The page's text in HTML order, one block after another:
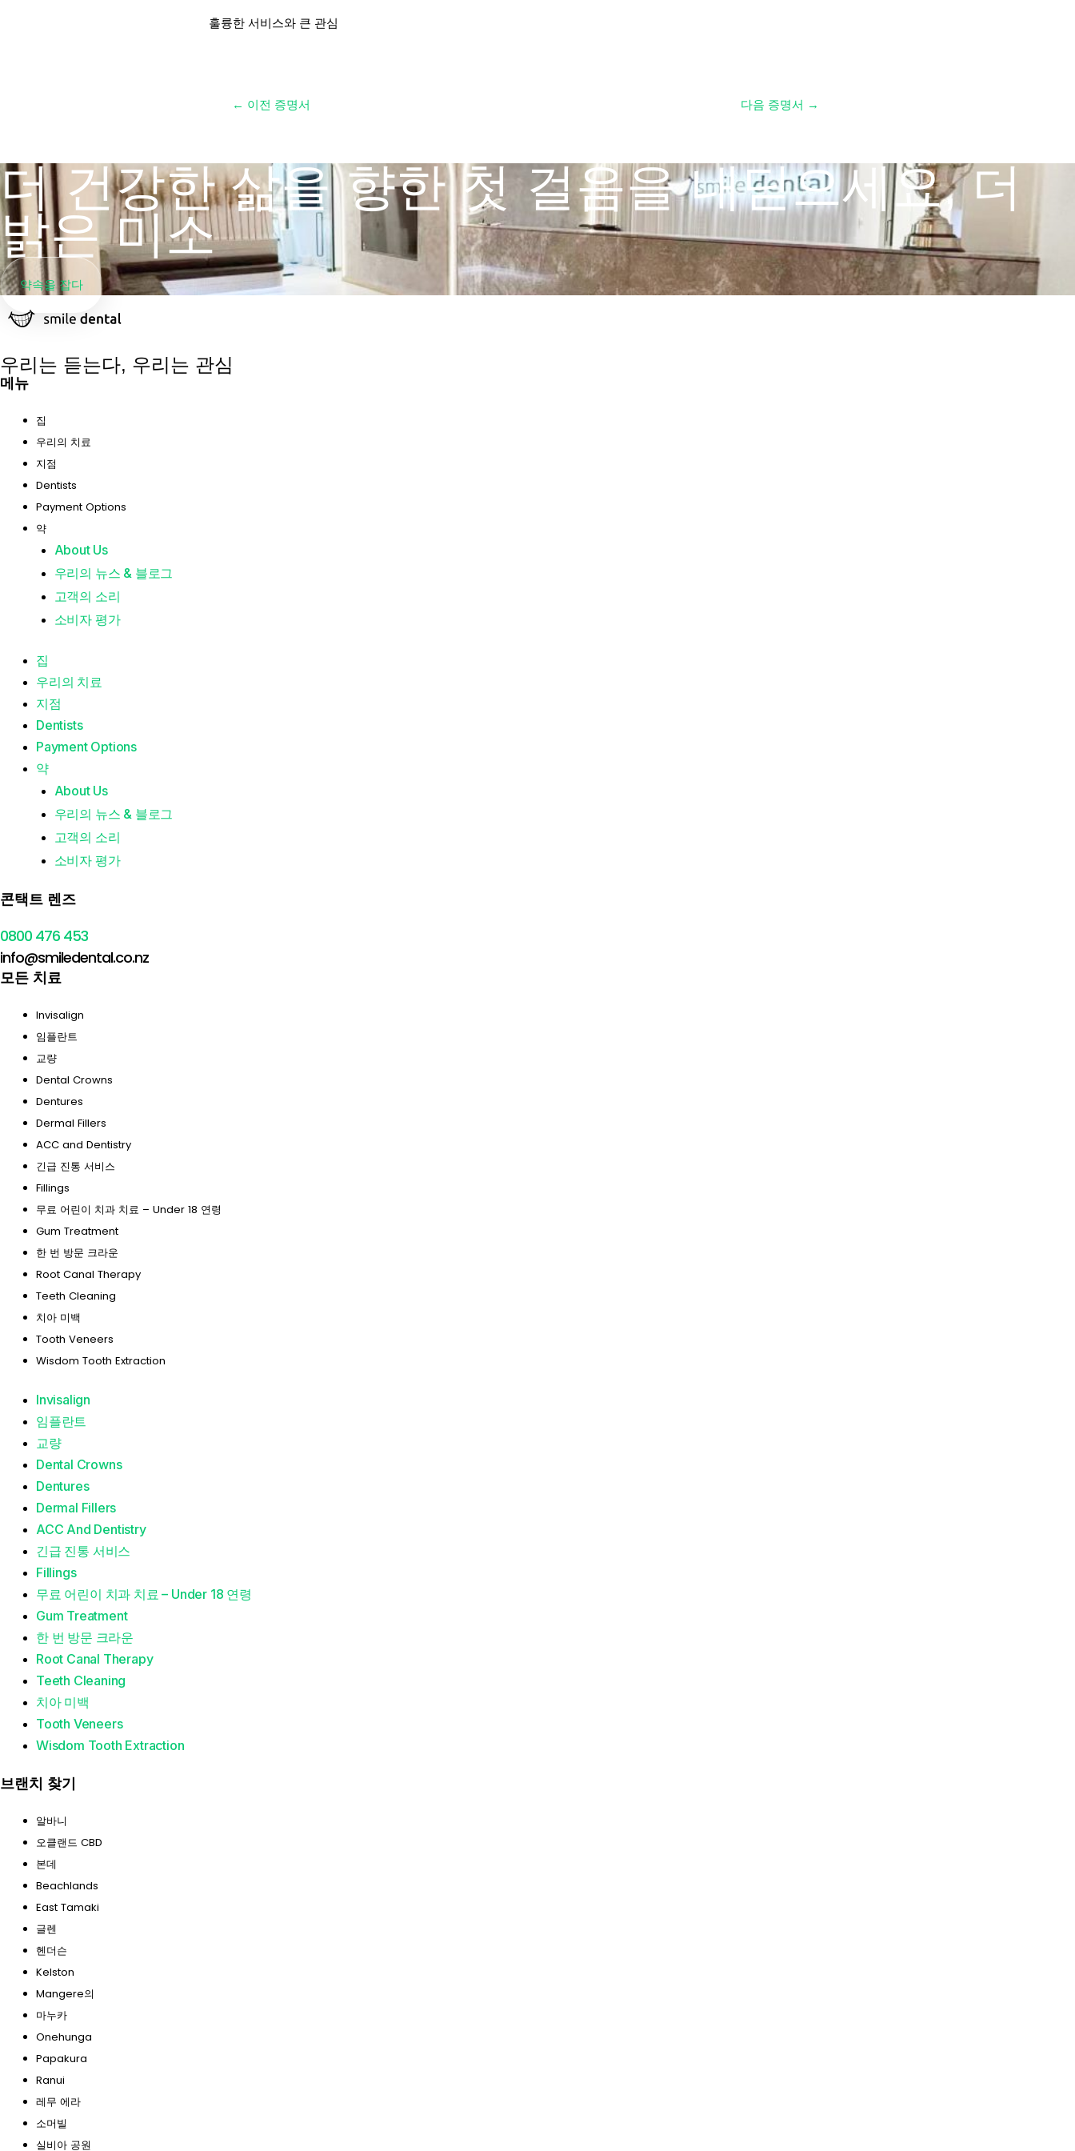
훌륭한 서비스와 큰 관심
← 이전 증명서 다음 증명서 →
더 건강한 삶을 향한 첫 걸음을 내딛으세요, 더
밝은 미소
약속을 잡다
우리는 듣는다, 우리는 관심
메뉴
집
우리의 치료
지점
Dentists
Payment Options
약
About Us
우리의 뉴스 & 블로그
고객의 소리
소비자 평가
집
우리의 치료
지점
Dentists
Payment Options
약
About Us
우리의 뉴스 & 블로그
고객의 소리
소비자 평가
콘택트 렌즈
0800 476 453
info@smiledental.co.nz
모든 치료
Invisalign
임플란트
교량
Dental Crowns
Dentures
Dermal Fillers
ACC and Dentistry
긴급 진통 서비스
Fillings
무료 어린이 치과 치료 – Under 18 연령
Gum Treatment
한 번 방문 크라운
Root Canal Therapy
Teeth Cleaning
치아 미백
Tooth Veneers
Wisdom Tooth Extraction
Invisalign
임플란트
교량
Dental Crowns
Dentures
Dermal Fillers
ACC And Dentistry
긴급 진통 서비스
Fillings
무료 어린이 치과 치료 – Under 18 연령
Gum Treatment
한 번 방문 크라운
Root Canal Therapy
Teeth Cleaning
치아 미백
Tooth Veneers
Wisdom Tooth Extraction
브랜치 찾기
알바니
오클랜드 CBD
본데
Beachlands
East Tamaki
글렌
헨더슨
Kelston
Mangere의
마누카
Onehunga
Papakura
Ranui
레무 에라
소머빌
실비아 공원